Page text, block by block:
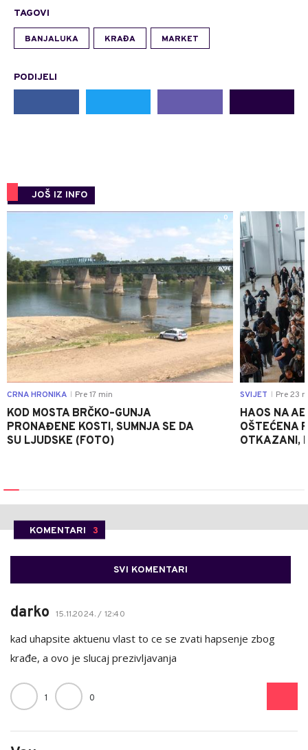
TAGOVI
BANJALUKA KRAĐA MARKET
PODIJELI
JOŠ IZ INFO
0
CRNA HRONIKA Pre 17 min
KOD MOSTA BRČKO–GUNJA
PRONAĐENE KOSTI, SUMNJA SE DA
SU LJUDSKE (FOTO)
SVIJET Pre 23
HAOS NA
OŠTEĆENA
OTKAZANI,
KOMENTARI 3
SVI KOMENTARI
darko 15.11.2024. / 12:40
kad uhapsite aktuenu vlast to ce se zvati hapsenje zbog
krađe, a ovo je slucaj prezivljavanja
1 0